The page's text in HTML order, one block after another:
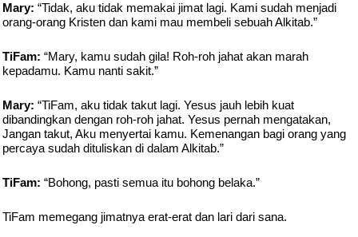
Mary: “Tidak, aku tidak memakai jimat lagi. Kami sudah menjadi
orang-orang Kristen dan kami mau membeli sebuah Alkitab.”
TiFam: “Mary, kamu sudah gila! Roh-roh jahat akan marah
kepadamu. Kamu nanti sakit.”
Mary: “TiFam, aku tidak takut lagi. Yesus jauh lebih kuat
dibandingkan dengan roh-roh jahat. Yesus pernah mengatakan,
Jangan takut, Aku menyertai kamu. Kemenangan bagi orang yang
percaya sudah dituliskan di dalam Alkitab.”
TiFam: “Bohong, pasti semua itu bohong belaka.”
TiFam memegang jimatnya erat-erat dan lari dari sana.